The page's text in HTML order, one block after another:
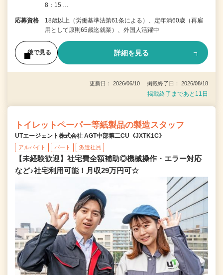
8：15 …
応募資格
18歳以上（労働基準法第61条による）、定年満60歳（再雇
用として原則65歳迄就業）、外国人活躍中
後で見る 詳細を見る
更新日： 2026/06/10 掲載終了日： 2026/08/18
掲載終了まであと11日
トイレットペーパー等紙製品の製造スタッフ
UTエージェント株式会社 AGT中部第二CU《JXTK1C》
アルバイト パート 派遣社員
【未経験歓迎】社宅費全額補助◎機械操作・エラー対応
など♪社宅利用可能！月収29万円可☆